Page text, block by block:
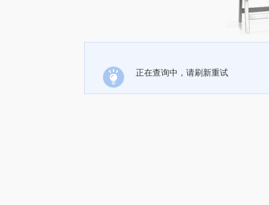
正在查询中，请刷新重试